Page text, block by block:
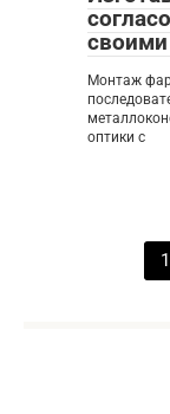
Монтаж
оптики с
1